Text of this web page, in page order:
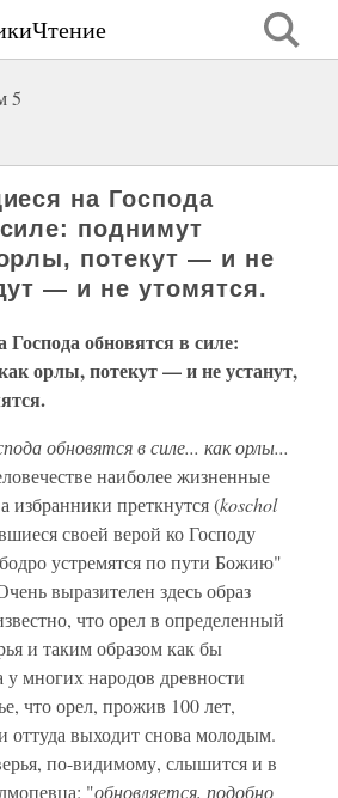
5
на Господа
поднимут
потекут — и не
— и не утомятся.
обновятся в силе:
орлы, потекут — и не устанут,
обновятся в силе... как орлы...
наиболее жизненные
избранники преткнутся (koschol
своей верой ко Господу
устремятся по пути Божию"
выразителен здесь образ
что орел в определенный
и таким образом как бы
у многих народов древности
что орел, прожив 100 лет,
оттуда выходит снова молодым.
по-видимому, слышится и в
"обновляется, подобно